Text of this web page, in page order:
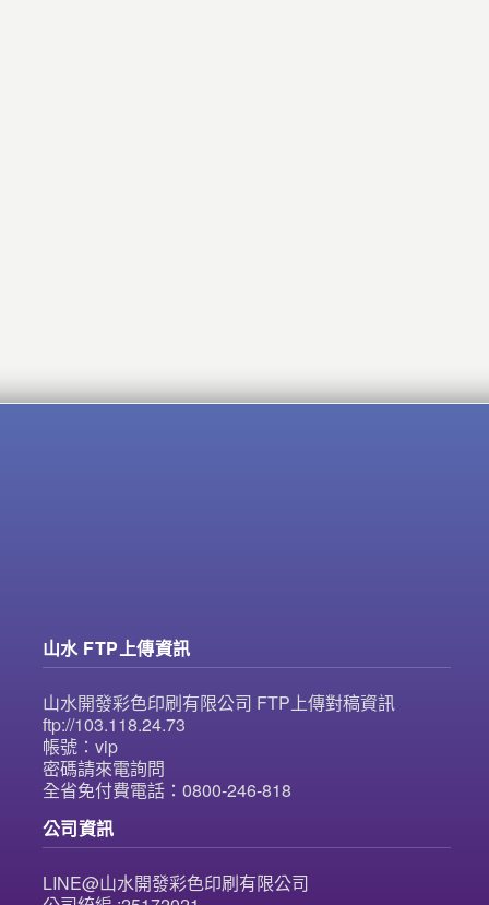
山水 FTP上傳資訊
山水開發彩色印刷有限公司 FTP上傳對稿資訊
ftp://103.118.24.73
帳號：vip
密碼請來電詢問
全省免付費電話：0800-246-818
公司資訊
LINE@山水開發彩色印刷有限公司